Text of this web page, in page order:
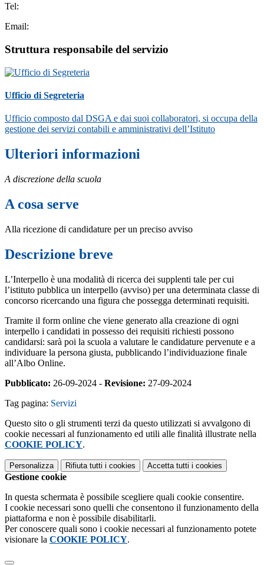
Tel:
Email:
Struttura responsabile del servizio
Ufficio di Segreteria
Ufficio composto dal DSGA e dai suoi collaboratori, si occupa della
gestione dei servizi contabili e amministrativi dell’Istituto
Ulteriori informazioni
A discrezione della scuola
A cosa serve
Alla ricezione di candidature per un preciso avviso
Descrizione breve
L’Interpello è una modalità di ricerca dei supplenti tale per cui
l’istituto pubblica un interpello (avviso) per una determinata classe di
concorso ricercando una figura che possegga determinati requisiti.
Tramite il form online che viene generato alla creazione di ogni
interpello i candidati in possesso dei requisiti richiesti possono
candidarsi: sarà poi la scuola a valutare le candidature pervenute e a
individuare la persona giusta, pubblicando l’individuazione finale
all’Albo Online.
Pubblicato: 26-09-2024 - Revisione: 27-09-2024
Tag pagina: Servizi
Questo sito o gli strumenti terzi da questo utilizzati si avvalgono di
cookie necessari al funzionamento ed utili alle finalità illustrate nella
COOKIE POLICY.
Personalizza Rifiuta tutti i cookies Accetta tutti i cookies
Gestione cookie
In questa schermata è possibile scegliere quali cookie consentire.
I cookie necessari sono quelli che consentono il funzionamento della
piattaforma e non è possibile disabilitarli.
Per conoscere quali sono i cookie necessari al funzionamento potete
visionare la COOKIE POLICY.